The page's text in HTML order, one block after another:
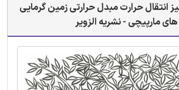
انتقال حرارت مبدل حرارتی زمین گرمایی
مارپیچی - نشریه الزویر